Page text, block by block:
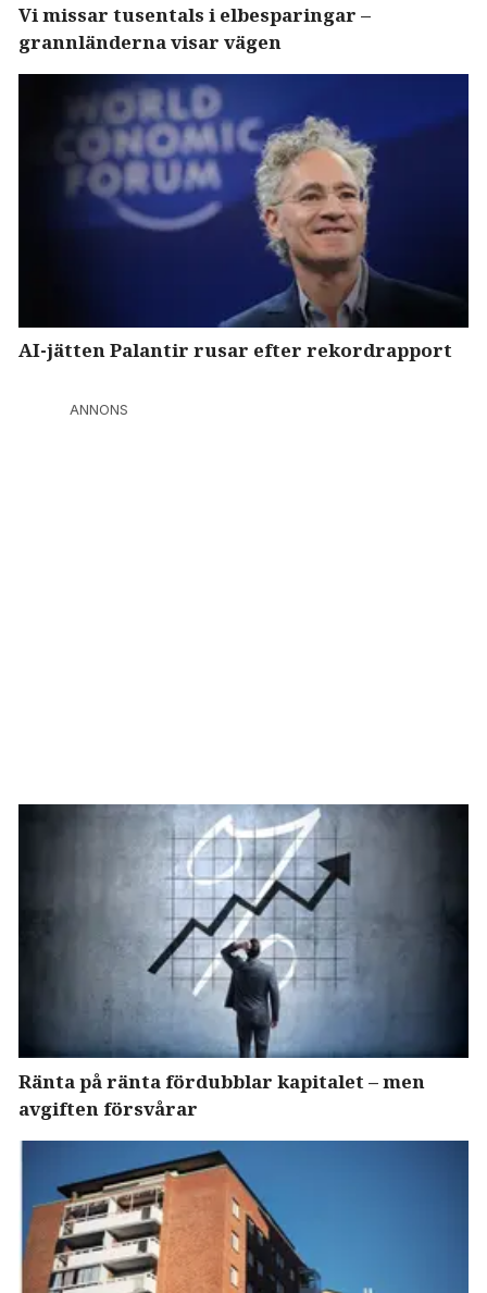
Vi missar tusentals i elbesparingar –
grannländerna visar vägen
AI-jätten Palantir rusar efter rekordrapport
ANNONS
Ränta på ränta fördubblar kapitalet – men
avgiften försvårar